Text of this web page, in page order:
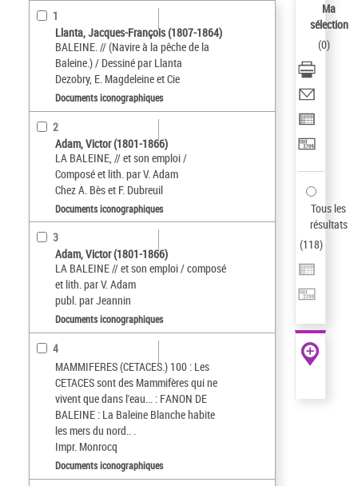
1
Llanta, Jacques-François (1807-1864)
BALEINE. // (Navire à la pêche de la
Baleine.) / Dessiné par Llanta
Dezobry, E. Magdeleine et Cie
Documents iconographiques
2
Adam, Victor (1801-1866)
LA BALEINE, // et son emploi /
Composé et lith. par V. Adam
Chez A. Bès et F. Dubreuil
Documents iconographiques
3
Adam, Victor (1801-1866)
LA BALEINE // et son emploi / composé
et lith. par V. Adam
publ. par Jeannin
Documents iconographiques
4
MAMMIFERES (CETACES.) 100 : Les
CETACES sont des Mammifères qui ne
vivent que dans l'eau... : FANON DE
BALEINE : La Baleine Blanche habite
les mers du nord.. .
Impr. Monrocq
Documents iconographiques
Ma
sélection
(0)
Tous les
résultats
(118)